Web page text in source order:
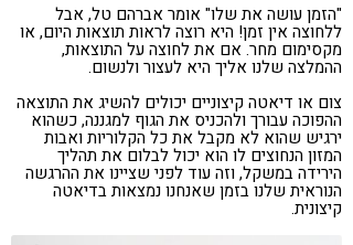
"הזמן עושה את שלו" אומר אברהם טל, אבל
ללחוצה אין זמן! היא רוצה לראות תוצאות היום, או
מקסימום מחר. אם את לחוצה על התוצאות,
ההמלצה שלנו אליך היא לעצור ולנשום.
צום או דיאטה קיצוניים יכולים להשיג את התוצאה
ההפוכה עבורך ולהכניס את הגוף למגננה, כשהוא
ירגיש שהוא לא מקבל את כל הקלוריות ואבות
המזון הנחוצים לו הוא יכול לבלום את תהליך
הירידה במשקל, וזה עוד לפני שציינו את ההרגשה
הנוראית שלנו בזמן שאנחנו נמצאות בדיאטה
קיצונית.